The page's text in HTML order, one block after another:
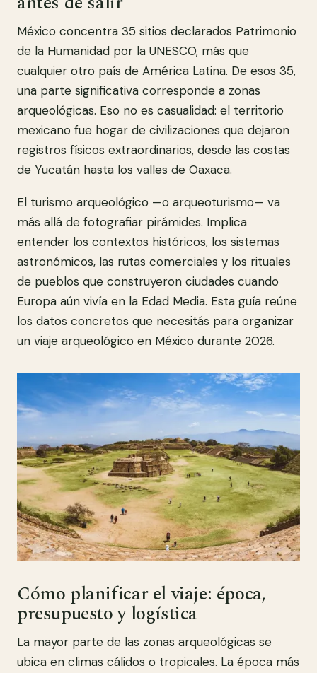
México concentra 35 sitios declarados Patrimonio
de la Humanidad por la UNESCO, más que
cualquier otro país de América Latina. De esos 35,
una parte significativa corresponde a zonas
arqueológicas. Eso no es casualidad: el territorio
mexicano fue hogar de civilizaciones que dejaron
registros físicos extraordinarios, desde las costas
de Yucatán hasta los valles de Oaxaca.
El turismo arqueológico —o arqueoturismo— va
más allá de fotografiar pirámides. Implica
entender los contextos históricos, los sistemas
astronómicos, las rutas comerciales y los rituales
de pueblos que construyeron ciudades cuando
Europa aún vivía en la Edad Media. Esta guía reúne
los datos concretos que necesitás para organizar
un viaje arqueológico en México durante 2026.
Cómo planificar el viaje: época,
presupuesto y logística
La mayor parte de las zonas arqueológicas se
ubica en climas cálidos o tropicales. La época más